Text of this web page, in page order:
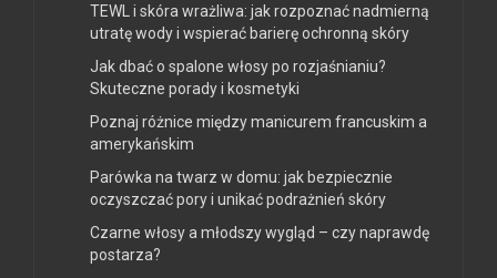
TEWL i skóra wrażliwa: jak rozpoznać nadmierną
utratę wody i wspierać barierę ochronną skóry
Jak dbać o spalone włosy po rozjaśnianiu?
Skuteczne porady i kosmetyki
Poznaj różnice między manicurem francuskim a
amerykańskim
Parówka na twarz w domu: jak bezpiecznie
oczyszczać pory i unikać podrażnień skóry
Czarne włosy a młodszy wygląd – czy naprawdę
postarza?